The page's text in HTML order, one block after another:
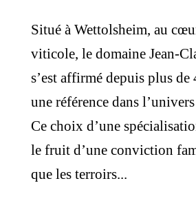
Situé à Wettolsheim, au
viticole, le domaine Jean-
s’est affirmé depuis plus de
une référence dans
Ce choix d’une
le fruit d’une conviction
que les terroirs...